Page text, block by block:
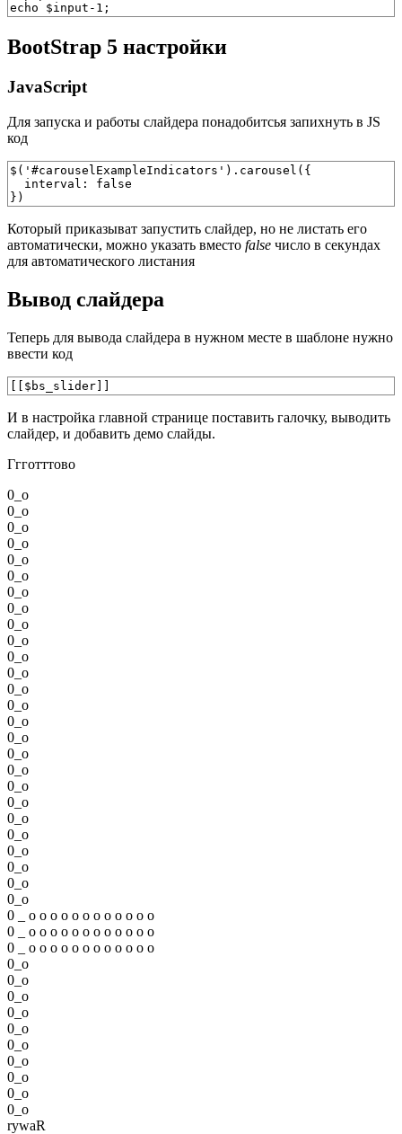
echo $input-1;
BootStrap 5 настройки
JavaScript
Для запуска и работы слайдера понадобитсья запихнуть в JS
код
$('#carouselExampleIndicators').carousel({
  interval: false
})
Который приказыват запустить слайдер, но не листать его
автоматически, можно указать вместо false число в секундах
для автоматического листания
Вывод слайдера
Теперь для вывода слайдера в нужном месте в шаблоне нужно
ввести код
[[$bs_slider]]
И в настройка главной странице поставить галочку, выводить
слайдер, и добавить демо слайды.
Ггготттово
0 o
0 o
0 o
0 o
0 o
0 o
0 o
0 o
0 o
0 o
0 o
0 o
0 o
0 o
0 o
0 o
0 o
0 o
0 o
0 o
0 o
0 o
0 o
0 o
0 o
0 o
0
o o o o o o o o o o o o
0
o o o o o o o o o o o o
0
o o o o o o o o o o o o
0 o
0 o
0 o
0 o
0 o
0 o
0 o
0 o
0 o
0 o
rywaR